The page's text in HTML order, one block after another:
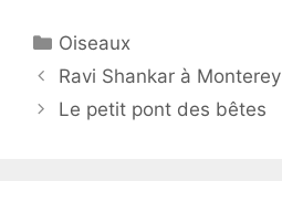
Catégories
Oiseaux
Ravi Shankar à Monterey
Le petit pont des bêtes